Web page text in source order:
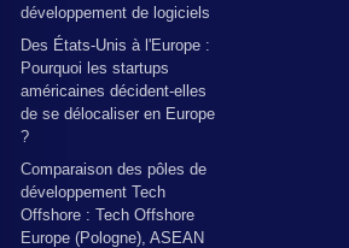
développement de logiciels
Des États-Unis à l'Europe :
Pourquoi les startups
américaines décident-elles
de se délocaliser en Europe
?
Comparaison des pôles de
développement Tech
Offshore : Tech Offshore
Europe (Pologne), ASEAN